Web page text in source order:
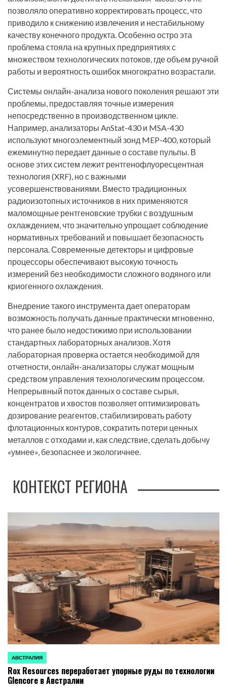
позволяло оперативно корректировать процесс, что
приводило к снижению извлечения и нестабильному
качеству конечного продукта. Особенно остро эта
проблема стояла на крупных предприятиях с
множеством технологических потоков, где объем ручной
работы и вероятность ошибок многократно возрастали.
Системы онлайн-анализа нового поколения решают эти
проблемы, предоставляя точные измерения
непосредственно в производственном цикле.
Например, анализаторы AnStat-430 и MSA-430
используют многоэлементный зонд MEP-400, который
ежеминутно передает данные о составе пульпы. В
основе этих систем лежит рентгенофлуоресцентная
технология (XRF), но с важными
усовершенствованиями. Вместо традиционных
радиоизотопных источников в них применяются
маломощные рентгеновские трубки с воздушным
охлаждением, что значительно упрощает соблюдение
нормативных требований и повышает безопасность
персонала. Современные детекторы и цифровые
процессоры обеспечивают высокую точность
измерений без необходимости сложного водяного или
криогенного охлаждения.
Внедрение такого инструмента дает операторам
возможность получать данные практически мгновенно,
что ранее было недостижимо при использовании
стандартных лабораторных анализов. Хотя
лабораторная проверка остается необходимой для
отчетности, онлайн-анализаторы служат мощным
средством управления технологическим процессом.
Непрерывный поток данных о составе сырья,
концентратов и хвостов позволяет оптимизировать
дозирование реагентов, стабилизировать работу
флотационных контуров, сократить потери ценных
металлов с отходами и, как следствие, сделать добычу
«умнее», безопаснее и экологичнее.
КОНТЕКСТ РЕГИОНА
ОПУБЛИКОВАНО
В
АВСТРАЛИЯ
Rox Resources переработает упорные руды по технологии
Glencore в Австралии